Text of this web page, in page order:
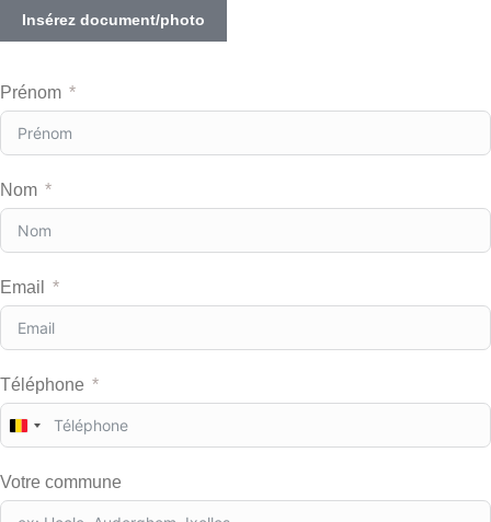
Insérez document/photo
Prénom
Nom
Email
Téléphone
B
e
g
Votre commune